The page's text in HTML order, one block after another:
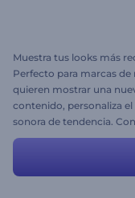
Muestra tus looks más
Perfecto para marcas
quieren mostrar una
contenido, personaliza
sonora de tendencia.
tu colección captará